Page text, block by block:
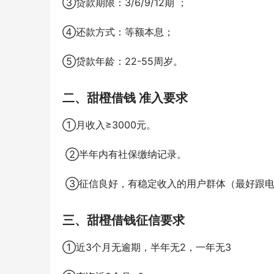
③贷款期限：3/6/9/12期 ；
④还款方式：等额本息 ；
⑤贷款年龄：22-55周岁。
二、甜橙借钱 准入要求
①月收入≥3000元。
②半年内有社保缴纳记录。
③征信良好，有稳定收入的用户群体（最好跟电
三、甜橙借钱征信要求
①近3个月无逾期，半年无2，一年无3